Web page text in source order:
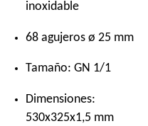
inoxidable
68 agujeros ø 25 mm
Tamaño: GN 1/1
Dimensiones:
530x325x1,5 mm